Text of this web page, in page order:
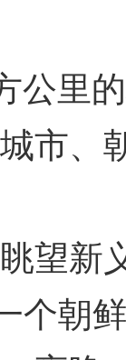
里的
市、
新义
个朝